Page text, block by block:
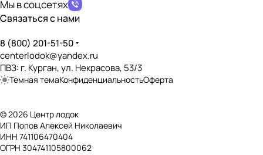
Дно, пол, палуба
Тип дна ?
НД (Надувное Дно)
Наличие слани ?
❌
Количество воздушных отсеков
2+НД (Надувное Дно)
Отдельный отсек дна ?
Мы в соцсетях
Связаться с нами
8 (800) 201-51-50
centerlodok@yandex.ru
ПВЗ: г. Курган, ул. Некрасова, 53/3
Темная темаКонфиденциальностьОферта
© 2026 Центр лодок
ИП Попов Алексей Николаевич
ИНН 741106470404
ОГРН 304741105800062